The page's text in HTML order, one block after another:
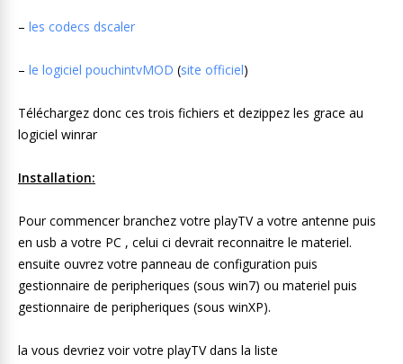
– les codecs dscaler
– le logiciel pouchintvMOD (site officiel)
Téléchargez donc ces trois fichiers et dezippez les grace au
logiciel winrar
Installation:
Pour commencer branchez votre playTV a votre antenne puis
en usb a votre PC , celui ci devrait reconnaitre le materiel.
ensuite ouvrez votre panneau de configuration puis
gestionnaire de peripheriques (sous win7) ou materiel puis
gestionnaire de peripheriques (sous winXP).
la vous devriez voir votre playTV dans la liste